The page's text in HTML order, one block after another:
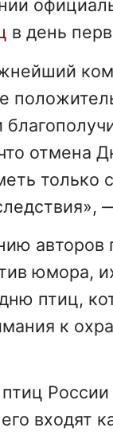
в день
отмена
только
авторов
юмора,
птиц,
к
входят